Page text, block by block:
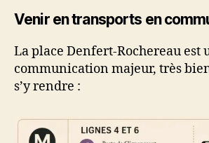
Venir en transports en
La place Denfert-Rochereau est
communication majeur, très
s’y rendre :